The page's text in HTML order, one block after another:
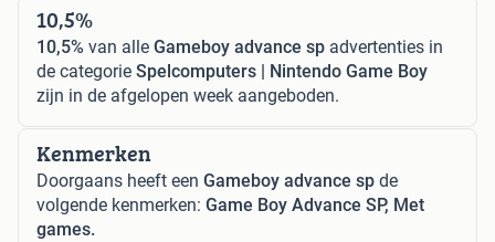
10,5%
10,5% van alle Gameboy advance sp advertenties in
de categorie Spelcomputers | Nintendo Game Boy
zijn in de afgelopen week aangeboden.
Kenmerken
Doorgaans heeft een Gameboy advance sp de
volgende kenmerken: Game Boy Advance SP, Met
games.